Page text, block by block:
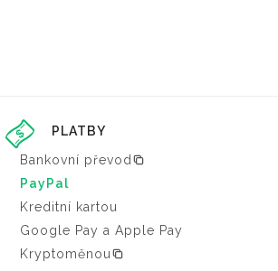
PLATBY
Bankovní převod
PayPal
Kreditní kartou
Google Pay a Apple Pay
Kryptoměnou